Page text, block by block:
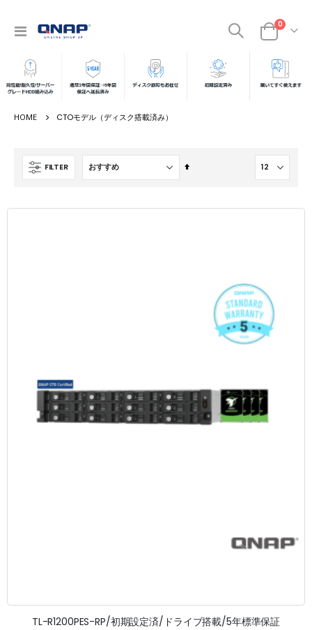
ナ
を
呼
ぶ
カート
0商品
CTOモデル（ディスク搭載済み）
FILTER
降
TL-R1200PES-RP/初期設定済/ドライブ搭載/5年標準保証